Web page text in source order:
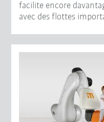
facilite encore
avec des flottes